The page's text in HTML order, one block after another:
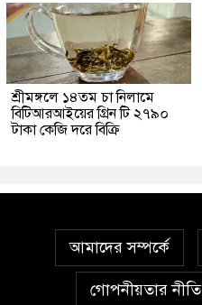
শ্রীমঙ্গলে ১৪তম চা নিলামে
বিটিআরআইয়ের গ্রিন টি ২৭৯০
টাকা কেজি দরে বিক্রি
আমাদের সম্পর্কে
গোপনীয়তার নীতি